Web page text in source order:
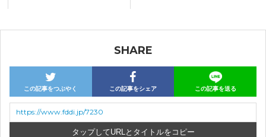
SHARE
この記事をつぶやく この記事をシェア この記事を送る
https://www.fddi.jp/7230
URLとタイトルをコピー